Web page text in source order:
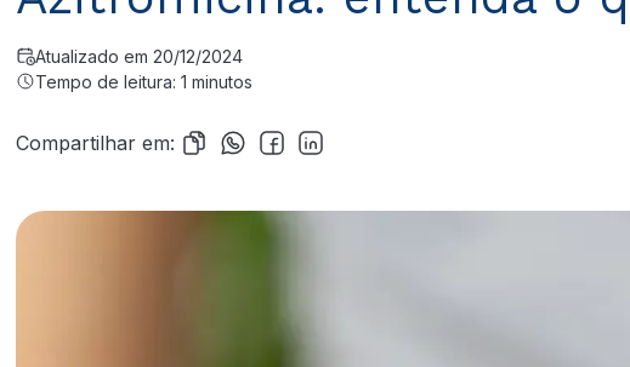
Atualizado em 20/12/2024
Tempo de leitura: 1 minutos
Compartilhar em: